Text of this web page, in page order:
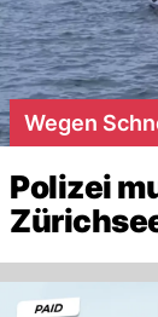
Wegen
Polizei